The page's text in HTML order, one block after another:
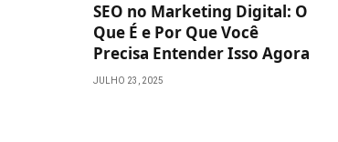
SEO no Marketing Digital: O
Que É e Por Que Você
Precisa Entender Isso Agora
JULHO 23, 2025